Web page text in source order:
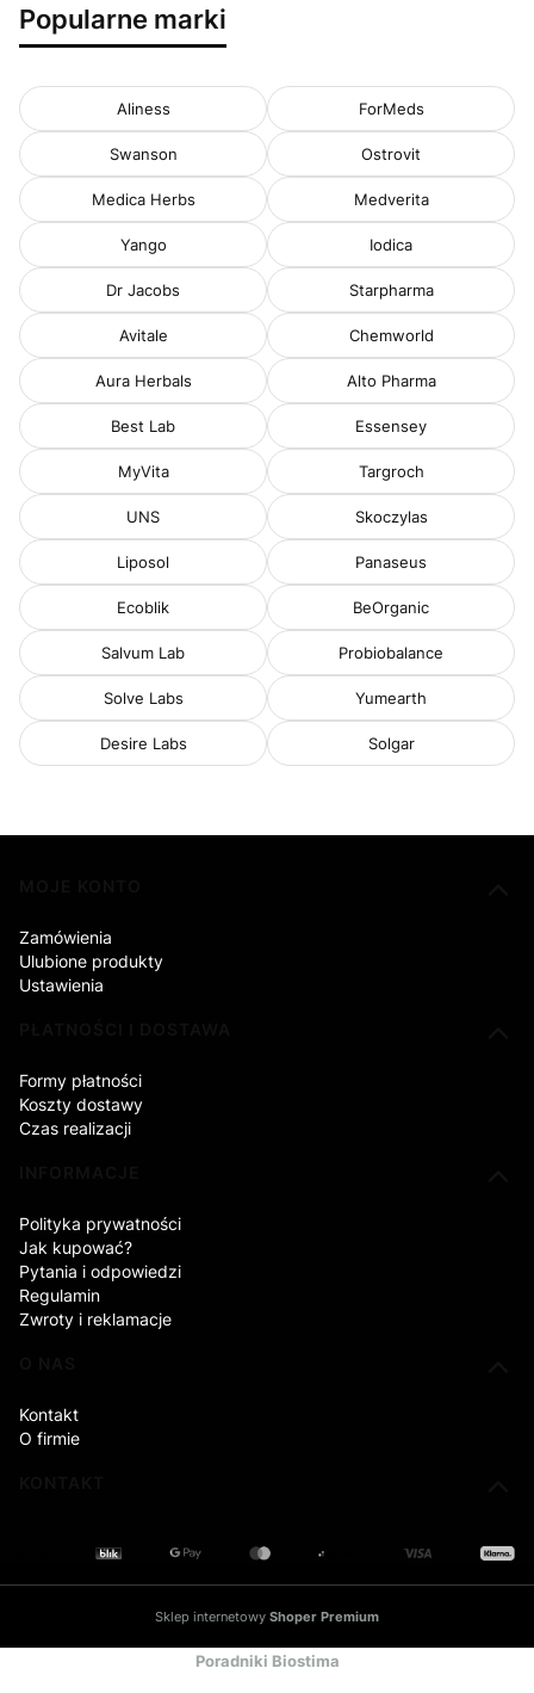
Popularne marki
Aliness ForMeds
Swanson Ostrovit
Medica Herbs Medverita
Yango Iodica
Dr Jacobs Starpharma
Avitale Chemworld
Aura Herbals Alto Pharma
Best Lab Essensey
MyVita Targroch
UNS Skoczylas
Liposol Panaseus
Ecoblik BeOrganic
Salvum Lab Probiobalance
Solve Labs Yumearth
Desire Labs Solgar
Zamówienia
Ulubione produkty
Ustawienia
Formy płatności
Koszty dostawy
Czas realizacji
Polityka prywatności
Jak kupować?
Pytania i odpowiedzi
Regulamin
Zwroty i reklamacje
Kontakt
O firmie
Sklep internetowy Shoper Premium
Poradniki Biostima